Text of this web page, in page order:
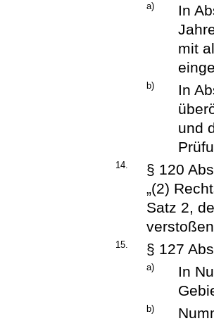
a)
In
mit
b)
In
und
14.
§ 120
„(2)
Satz 2,
15. § 127
a)
In
b)